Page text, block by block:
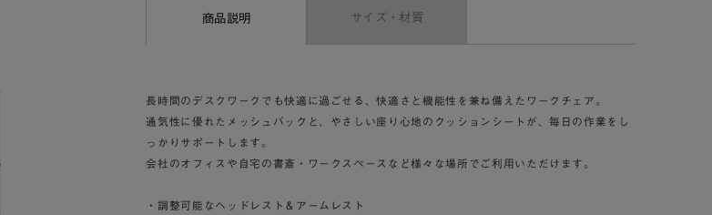
商品説明 サイズ・材質
長時間のデスクワークでも快適に過ごせる、快適さと機能性を兼ね備えたワークチェア。
通気性に優れたメッシュバックと、やさしい座り心地のクッションシートが、毎日の作業をし
っかりサポートします。
会社のオフィスや自宅の書斎・ワークスペースなど様々な場所でご利用いただけます。
・調整可能なヘッドレスト＆アームレスト